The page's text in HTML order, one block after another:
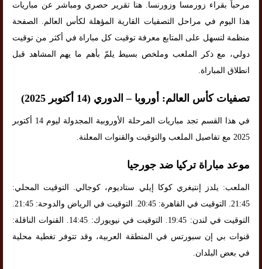
مرحباً بقراء زورمسا وزورنسا. هنا تقرير حصري ومباشر عن مباريات
هذا اليوم في مراحل التصفيات القارية المؤهلة لكأس العالم. الصفحة
منظمة لتسهل على المتابع معرفة توقيت كل مباراة في أكثر من توقيت
دولي، مع ذكر الملعب وملخص بسيط يلمّ بأهم ما يهم المشاهد قبل
انطلاق المباراة.
تصفيات كأس العالم: أوروبا – الدوري (14 أكتوبر 2025)
في هذا القسم تجد مباريات المرحلة الأوروبية المجدولة ليوم 14 أكتوبر
2025 مع تفاصيل الملعب والتوقيت والقنوات المعلنة.
موعد مباراة تركيا ضد جورجيا
الملعب: يلدز إنتيغري كوكا إيلي ستاديوم، كوجالي. التوقيت المحلي:
21:45. التوقيت في القاهرة: 20:45. التوقيت في الرياض والدوحة: 21:45.
التوقيت في لندن: 19:45. التوقيت في نيويورك: 14:45. القنوات الناقلة:
قنوات بي إن سبورتس في المنطقة العربية، وقد تتوفر تغطية محلية
في بعض البلدان.